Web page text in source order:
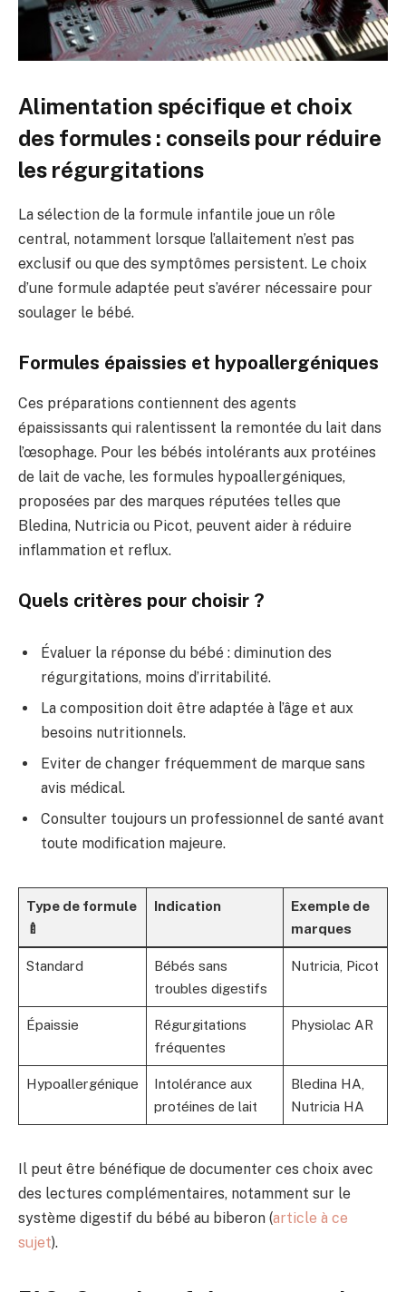
Alimentation spécifique et choix
des formules : conseils pour réduire
les régurgitations
La sélection de la formule infantile joue un rôle
central, notamment lorsque l’allaitement n’est pas
exclusif ou que des symptômes persistent. Le choix
d’une formule adaptée peut s’avérer nécessaire pour
soulager le bébé.
Formules épaissies et hypoallergéniques
Ces préparations contiennent des agents
épaississants qui ralentissent la remontée du lait dans
l’œsophage. Pour les bébés intolérants aux protéines
de lait de vache, les formules hypoallergéniques,
proposées par des marques réputées telles que
Bledina, Nutricia ou Picot, peuvent aider à réduire
inflammation et reflux.
Quels critères pour choisir ?
Évaluer la réponse du bébé : diminution des
régurgitations, moins d’irritabilité.
La composition doit être adaptée à l’âge et aux
besoins nutritionnels.
Eviter de changer fréquemment de marque sans
avis médical.
Consulter toujours un professionnel de santé avant
toute modification majeure.
Type de formule
🍼
Indication
Exemple de
marques
Standard
Bébés sans
troubles digestifs
Nutricia, Picot
Épaissie
Régurgitations
fréquentes
Physiolac AR
Hypoallergénique
Intolérance aux
protéines de lait
Bledina HA,
Nutricia HA
Il peut être bénéfique de documenter ces choix avec
des lectures complémentaires, notamment sur le
système digestif du bébé au biberon (article à ce
sujet).